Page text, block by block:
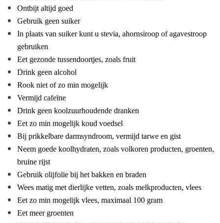
Ontbijt altijd goed
Gebruik geen suiker
In plaats van suiker kunt u stevia, ahornsiroop of agavestroop
gebruiken
Eet gezonde tussendoortjes, zoals fruit
Drink geen alcohol
Rook niet of zo min mogelijk
Vermijd cafeïne
Drink geen koolzuurhoudende dranken
Eet zo min mogelijk koud voedsel
Bij prikkelbare darmsyndroom, vermijd tarwe en gist
Neem goede koolhydraten, zoals volkoren producten, groenten,
bruine rijst
Gebruik olijfolie bij het bakken en braden
Wees matig met dierlijke vetten, zoals melkproducten, vlees
Eet zo min mogelijk vlees, maximaal 100 gram
Eet meer groenten